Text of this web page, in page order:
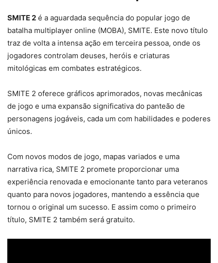
SMITE 2 é a aguardada sequência do popular jogo de
batalha multiplayer online (MOBA), SMITE. Este novo título
traz de volta a intensa ação em terceira pessoa, onde os
jogadores controlam deuses, heróis e criaturas
mitológicas em combates estratégicos.
SMITE 2 oferece gráficos aprimorados, novas mecânicas
de jogo e uma expansão significativa do panteão de
personagens jogáveis, cada um com habilidades e poderes
únicos.
Com novos modos de jogo, mapas variados e uma
narrativa rica, SMITE 2 promete proporcionar uma
experiência renovada e emocionante tanto para veteranos
quanto para novos jogadores, mantendo a essência que
tornou o original um sucesso. E assim como o primeiro
título, SMITE 2 também será gratuito.